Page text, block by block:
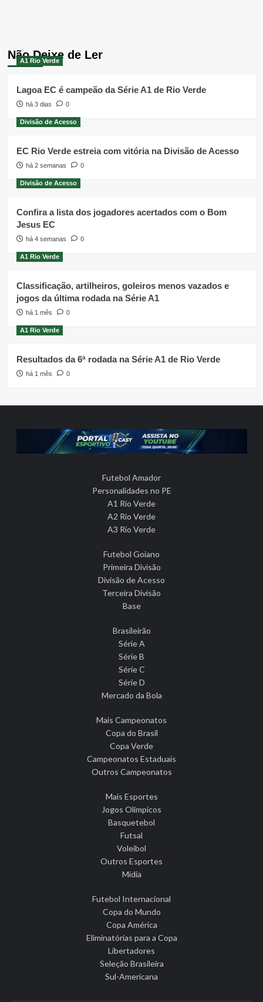
Não Deixe de Ler
A1 Rio Verde
Lagoa EC é campeão da Série A1 de Rio Verde
há 3 dias 0
Divisão de Acesso
EC Rio Verde estreia com vitória na Divisão de Acesso
há 2 semanas 0
Divisão de Acesso
Confira a lista dos jogadores acertados com o Bom
Jesus EC
há 4 semanas 0
A1 Rio Verde
Classificação, artilheiros, goleiros menos vazados e
jogos da última rodada na Série A1
há 1 mês 0
A1 Rio Verde
Resultados da 6ª rodada na Série A1 de Rio Verde
há 1 mês 0
Futebol Amador
Personalidades no PE
A1 Rio Verde
A2 Rio Verde
A3 Rio Verde
Futebol Goiano
Primeira Divisão
Divisão de Acesso
Terceira Divisão
Base
Brasileirão
Série A
Série B
Série C
Série D
Mercado da Bola
Mais Campeonatos
Copa do Brasil
Copa Verde
Campeonatos Estaduais
Outros Campeonatos
Mais Esportes
Jogos Olímpicos
Basquetebol
Futsal
Voleibol
Outros Esportes
Mídia
Futebol Internacional
Copa do Mundo
Copa América
Eliminatórias para a Copa
Libertadores
Seleção Brasileira
Sul-Americana